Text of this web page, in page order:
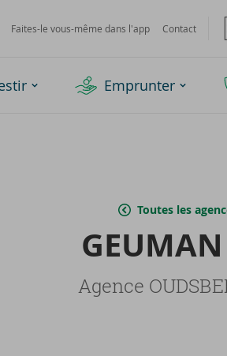
Faites-le vous-même dans l'app Contact
Emprunter
Toutes les
Agence